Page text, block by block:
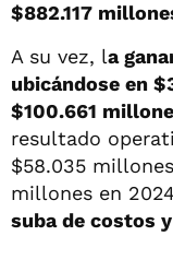
$882.117
A su vez, la
ubicándose en
$100.661
resultado
$58.035
millones en
suba de costos